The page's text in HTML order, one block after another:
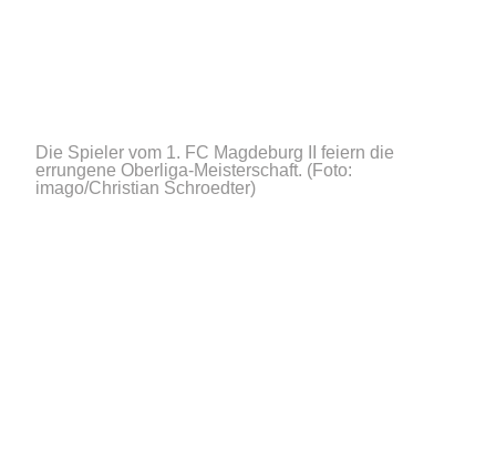
Die Spieler vom 1. FC Magdeburg II feiern die
errungene Oberliga-Meisterschaft. (Foto:
imago/Christian Schroedter)